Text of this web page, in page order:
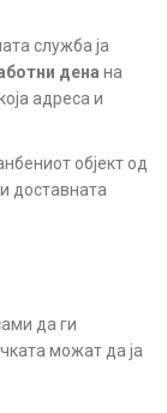
служба ја
дена на
адреса и
објект од
доставната
да ги
можат да ја